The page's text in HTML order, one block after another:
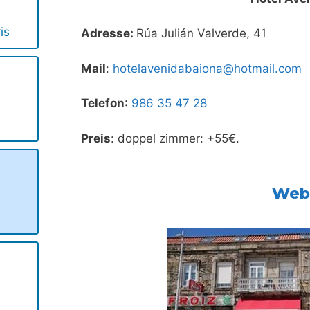
Adresse: Rúa Julián Valverde, 41
Mail: hotelavenidabaiona@hotmail.com
Telefon: 986 35 47 28
Preis: doppel zimmer: +55€.
Web